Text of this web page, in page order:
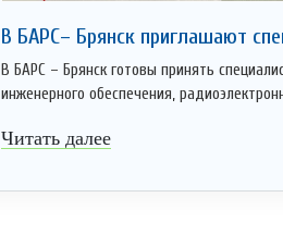
В БАРС– Брянcк приглaшают
В БАРС – Брянск готовы принять
инженерного обеспечения,
Читать далее